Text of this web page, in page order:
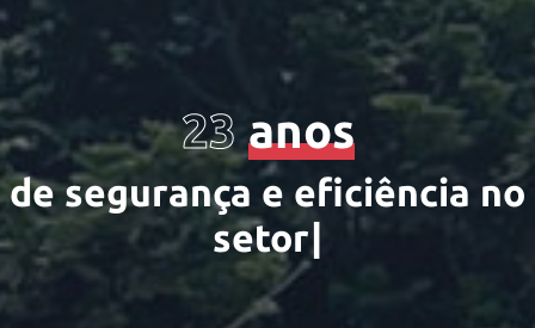
23 anos
de segurança e efciência no
setor.